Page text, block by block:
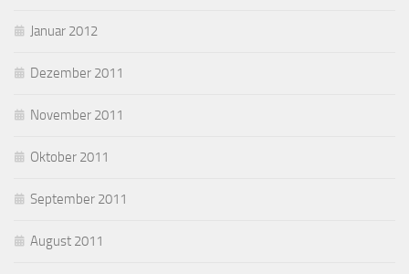
Januar 2012
Dezember 2011
November 2011
Oktober 2011
September 2011
August 2011